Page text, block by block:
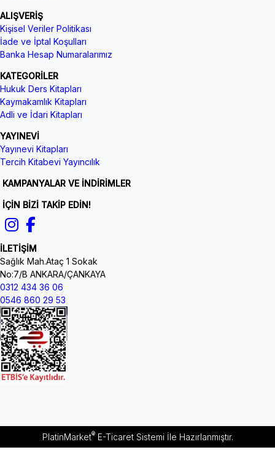
ALIŞVERİŞ
Kişisel Veriler Politikası
İade ve İptal Koşulları
Banka Hesap Numaralarımız
KATEGORİLER
Hukuk Ders Kitapları
Kaymakamlık Kitapları
Adli ve İdari Kitapları
YAYINEVİ
Yayınevi Kitapları
Tercih Kitabevi Yayıncılık
KAMPANYALAR VE İNDİRİMLER
İÇİN BİZİ TAKİP EDİN!
İLETİŞİM
Sağlık Mah.Ataç 1 Sokak
No:7/B ANKARA/ÇANKAYA
0312 434 36 06
0546 860 29 53
PlatinMarket®E-Ticaret Sistemiİle Hazırlanmıştır.